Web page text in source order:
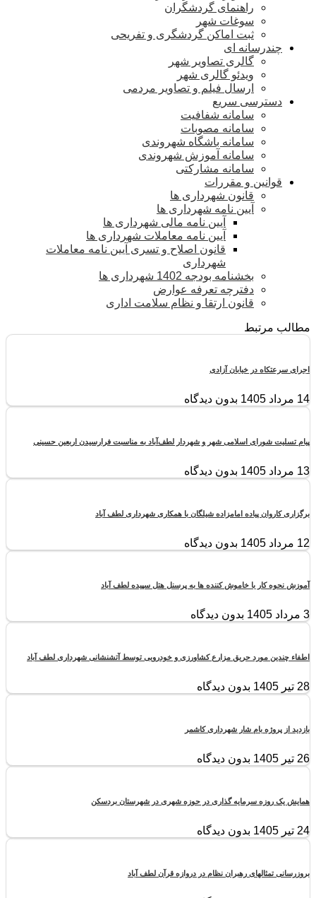
راهنمای گردشگران
سوغات شهر
ثبت اماکن گردشگری و تفریحی
چندرسانه ای
گالری تصاویر شهر
ویدئو گالری شهر
ارسال فیلم و تصاویر مردمی
دسترسی سریع
سامانه شفافیت
سامانه مصوبات
سامانه باشگاه شهروندی
سامانه آموزش شهروندی
سامانه مشارکتی
قوانین و مقررات
قانون شهرداری ها
آیین نامه شهرداری ها
آیین نامه مالی شهرداری ها
آیین نامه معاملات شهرداری ها
قانون اصلاح و تسری آیین نامه معاملات
شهرداری
بخشنامه بودجه 1402 شهرداری ها
دفترچه تعرفه عوارض
قانون ارتقا و نظام سلامت اداری
مطالب مرتبط
اجرای سرعتکاه در خیابان آزادی
14 مرداد 1405 بدون دیدگاه
پیام تسلیت شورای اسلامی شهر و شهردار لطف‌آباد به مناسبت فرارسیدن اربعین حسینی
13 مرداد 1405 بدون دیدگاه
برگزاری کاروان پیاده امامزاده شیلگان با همکاری شهرداری لطف آباد
12 مرداد 1405 بدون دیدگاه
آموزش نحوه کار با خاموش کننده ها به پرسنل هتل سپیده لطف آباد
3 مرداد 1405 بدون دیدگاه
اطفاء چندین مورد حریق مزارع کشاورزی و خودرویی توسط آتشنشانی شهرداری لطف آباد
28 تیر 1405 بدون دیدگاه
بازدید از پروژه بام شار شهرداری کاشمر
26 تیر 1405 بدون دیدگاه
همایش یک روزه سرمایه گذاری در حوزه شهری در شهرستان بردسکن
24 تیر 1405 بدون دیدگاه
بروزرسانی تمثالهای رهبران نظام در دروازه قرآن لطف آباد